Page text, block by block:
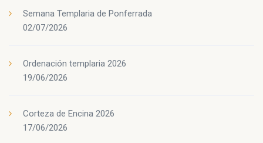
Semana Templaria de Ponferrada
02/07/2026
Ordenación templaria 2026
19/06/2026
Corteza de Encina 2026
17/06/2026